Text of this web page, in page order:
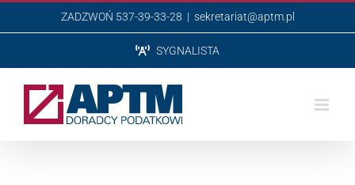
do
ZADZWOŃ 537-39-33-28 | sekretariat@aptm.pl
SYGNALISTA